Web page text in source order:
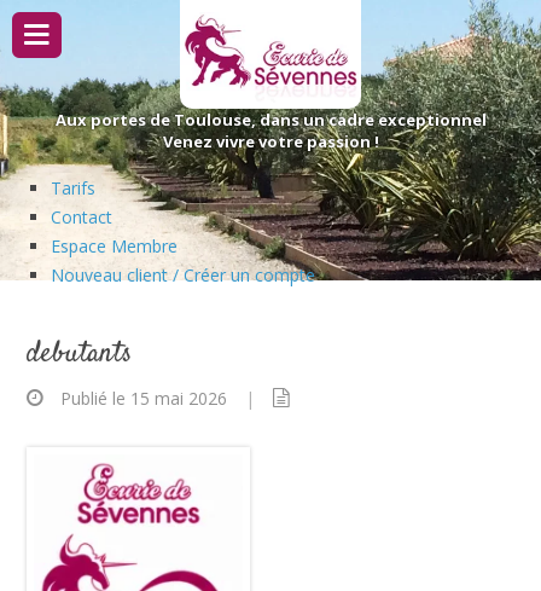
Passer
contenu
Aux portes de Toulouse, dans un cadre exceptionnel
Venez vivre votre passion !
Tarifs
Contact
Espace Membre
Nouveau client / Créer un compte
debutants
Publié le 15 mai 2026 |